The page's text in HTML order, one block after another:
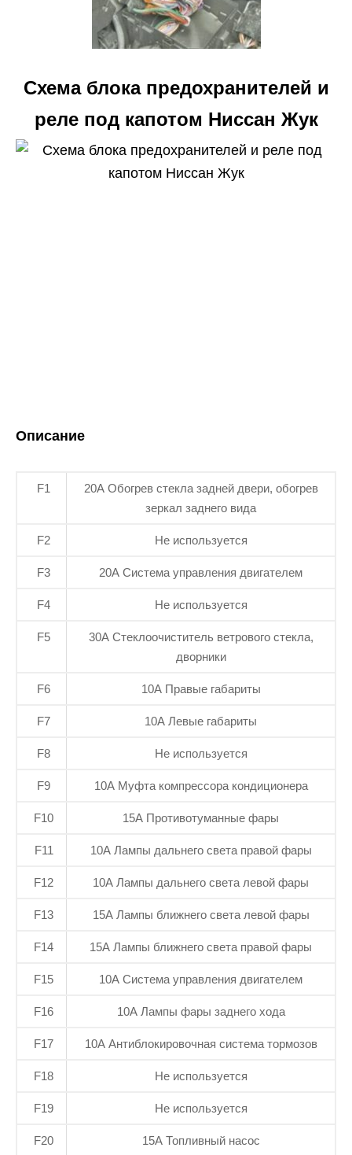
Схема блока предохранителей и
реле под капотом Ниссан Жук
Описание
F1
20А Обогрев стекла задней двери, обогрев
зеркал заднего вида
F2 Не используется
F3 20А Система управления двигателем
F4 Не используется
F5
30А Стеклоочиститель ветрового стекла,
дворники
F6 10А Правые габариты
F7 10А Левые габариты
F8 Не используется
F9 10А Муфта компрессора кондиционера
F10 15А Противотуманные фары
F11 10А Лампы дальнего света правой фары
F12 10А Лампы дальнего света левой фары
F13 15А Лампы ближнего света левой фары
F14 15А Лампы ближнего света правой фары
F15 10А Система управления двигателем
F16 10А Лампы фары заднего хода
F17 10А Антиблокировочная система тормозов
F18 Не используется
F19 Не используется
F20 15А Топливный насос